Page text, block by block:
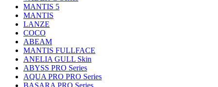
MANTIS 5
MANTIS
LANZE
COCO
ABEAM
MANTIS FULLFACE
ANELIA GULL Skin
ABYSS PRO Series
AQUA PRO PRO Series
BASARA PRO Series